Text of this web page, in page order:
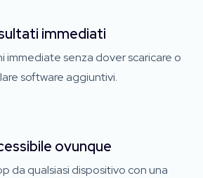
immediati
immediate senza dover scaricare o
software aggiuntivi.
ovunque
da qualsiasi dispositivo con una